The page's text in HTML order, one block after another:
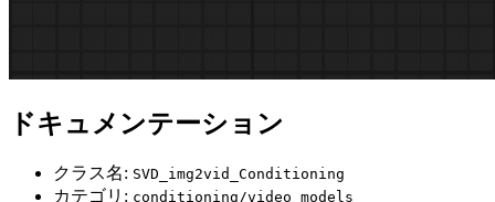
ドキュメンテーション
クラス名: SVD_img2vid_Conditioning
カテゴリ: conditioning/video_models